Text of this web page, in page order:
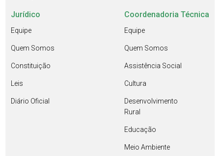
Jurídico
Equipe
Quem Somos
Constituição
Leis
Diário Oficial
Coordenadoria Técnica
Equipe
Quem Somos
Assistência Social
Cultura
Desenvolvimento
Rural
Educação
Meio Ambiente